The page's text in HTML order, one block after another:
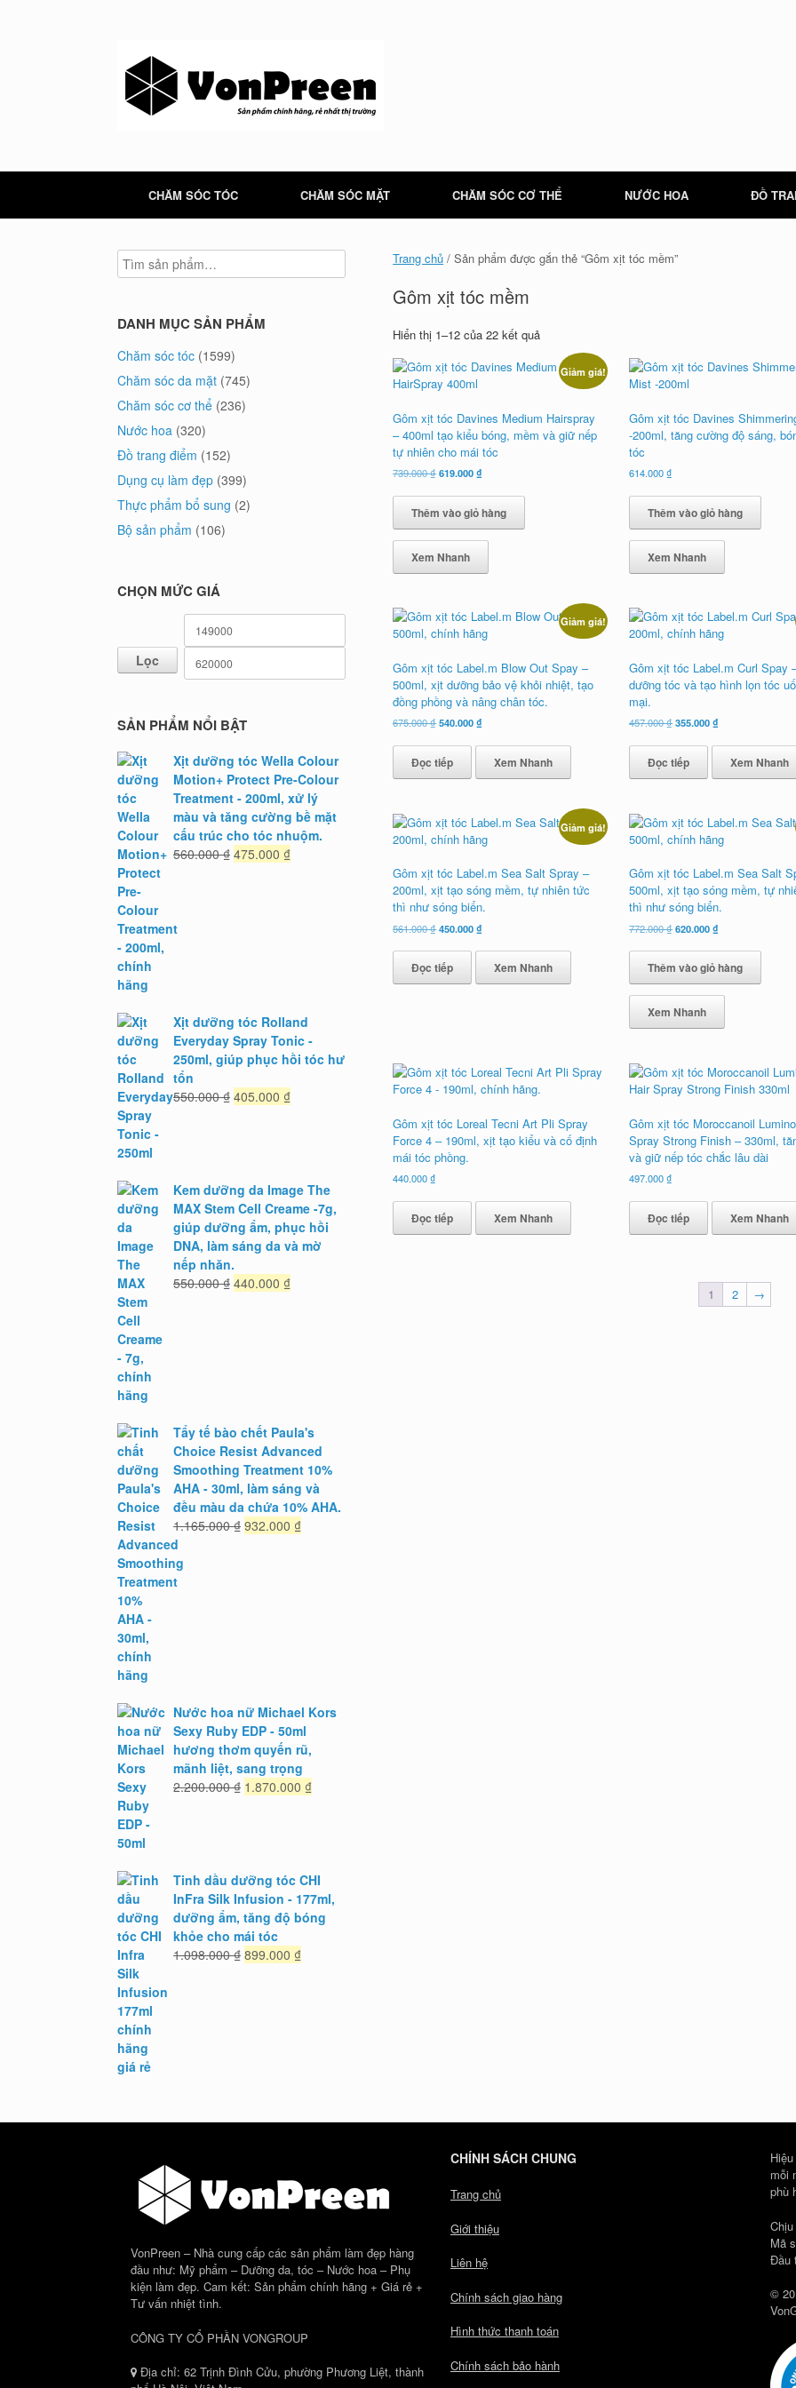
CHĂM SÓC TÓC CHĂM SÓC MẶT CHĂM SÓC CƠ THỂ NƯỚC HOA ĐỒ
Trang chủ / Sản phẩm được gắn thẻ “Gôm xịt tóc mềm”
Gôm xịt tóc mềm
Hiển thị 1–12 của 22 kết quả
Giảm giá!
Gôm xịt tóc Davines Medium Hairspray
– 400ml tạo kiểu bóng, mềm và giữ nếp
tự nhiên cho mái tóc
739.000₫Giá
là:
739.000 ₫.
619.000₫
tại
là:
619.000 ₫.
Thêm vào giỏ hàng
Xem Nhanh
Gôm xịt tóc Davines
-200ml, tăng cường độ sáng,
tóc
614.000₫
Thêm vào giỏ hàng
Xem Nhanh
Giảm giá!
Gôm xịt tóc Label.m Blow Out Spay –
500ml, xịt dưỡng bảo vệ khỏi nhiệt, tạo
đồng phồng và nâng chân tóc.
675.000₫Giá
là:
675.000 ₫.
540.000₫
tại
540.000 ₫.
Đọc tiếp Xem Nhanh
Gôm xịt tóc Label.m Curl Spay
dưỡng tóc và tạo hình lọn tóc
mại.
457.000₫Giá
là:
457.000 ₫.
355.000₫
tại
355.000 ₫.
Đọc tiếp Xem Nhanh
Giảm giá!
Gôm xịt tóc Label.m Sea Salt Spray –
200ml, xịt tạo sóng mềm, tự nhiên tức
thì như sóng biển.
561.000₫Giá
là:
561.000 ₫.
450.000₫
tại
450.000 ₫.
Đọc tiếp Xem Nhanh
Gôm xịt tóc Label.m Sea Salt
500ml, xịt tạo sóng mềm, tự
thì như sóng biển.
772.000₫Giá
là:
772.000 ₫.
620.000₫
tại
là:
620.000 ₫.
Thêm vào giỏ hàng
Xem Nhanh
Gôm xịt tóc Loreal Tecni Art Pli Spray
Force 4 – 190ml, xịt tạo kiểu và cố định
mái tóc phồng.
440.000₫
Đọc tiếp Xem Nhanh
Gôm xịt tóc Moroccanoil
Spray Strong Finish – 330ml,
và giữ nếp tóc chắc lâu dài
497.000₫
Đọc tiếp Xem Nhanh
1 2 →
DANH MỤC SẢN PHẨM
Chăm sóc tóc (1599)
Chăm sóc da mặt (745)
Chăm sóc cơ thể (236)
Nước hoa (320)
Đồ trang điểm (152)
Dụng cụ làm đẹp (399)
Thực phẩm bổ sung (2)
Bộ sản phẩm (106)
CHỌN MỨC GIÁ
Giá
tối
thiểu
tối
đa
Lọc
SẢN PHẨM NỔI BẬT
Xịt dưỡng tóc Wella Colour
Motion+ Protect Pre-Colour
Treatment - 200ml, xử lý
màu và tăng cường bề mặt
cấu trúc cho tóc nhuộm.
560.000₫ Giá
475.000 ₫Giá
Xịt dưỡng tóc Rolland
Everyday Spray Tonic -
250ml, giúp phục hồi tóc hư
tổn
550.000₫ Giá
405.000 ₫Giá
Kem dưỡng da Image The
MAX Stem Cell Creame -7g,
giúp dưỡng ẩm, phục hồi
DNA, làm sáng da và mờ
nếp nhăn.
550.000₫ Giá
440.000 ₫Giá
Tẩy tế bào chết Paula's
Choice Resist Advanced
Smoothing Treatment 10%
AHA - 30ml, làm sáng và
đều màu da chứa 10% AHA.
1.165.000₫ Giá
932.000 ₫Giá
Nước hoa nữ Michael Kors
Sexy Ruby EDP - 50ml
hương thơm quyến rũ,
mãnh liệt, sang trọng
2.200.000₫ Giá
1.870.000 ₫Giá
Tinh dầu dưỡng tóc CHI
InFra Silk Infusion - 177ml,
dưỡng ẩm, tăng độ bóng
khỏe cho mái tóc
1.098.000₫ Giá
899.000 ₫Giá
VonPreen – Nhà cung cấp các sản phẩm làm đẹp hàng
đầu như: Mỹ phẩm – Dưỡng da, tóc – Nước hoa – Phụ
kiện làm đẹp. Cam kết: Sản phẩm chính hãng + Giá rẻ +
Tư vấn nhiệt tình.
CÔNG TY CỔ PHẦN VONGROUP
Địa chỉ: 62 Trịnh Đình Cửu, phường Phương Liệt, thành
CHÍNH SÁCH CHUNG
Trang chủ
Giới thiệu
Liên hệ
Chính sách giao hàng
Hình thức thanh toán
Chính sách bảo hành
mỗi
phù
Mã
Đầu
©